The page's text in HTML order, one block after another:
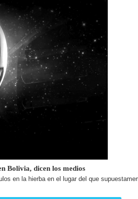
Bolivia, dicen los medios
en la hierba en el lugar del que